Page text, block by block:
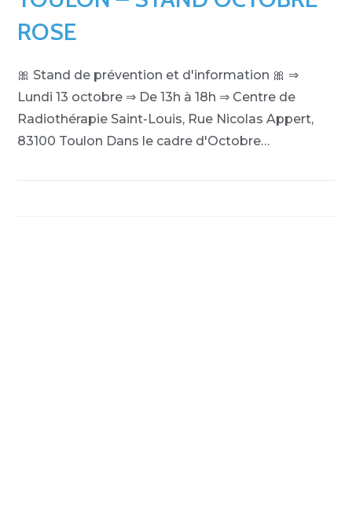
ROSE
🎀 Stand de prévention et d'information 🎀 ⇒
Lundi 13 octobre ⇒ De 13h à 18h ⇒ Centre de
Radiothérapie Saint-Louis, Rue Nicolas Appert,
83100 Toulon Dans le cadre d'Octobre…